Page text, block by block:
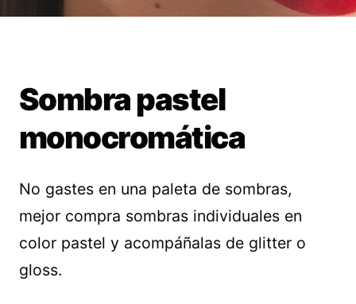
Sombra pastel
monocromática
No gastes en una paleta de sombras,
mejor compra sombras individuales en
color pastel y acompáñalas de glitter o
gloss.